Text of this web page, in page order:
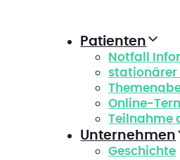
Patienten
Notfall
stationärer
Online-
Teilnahme
Unternehmen
Geschichte